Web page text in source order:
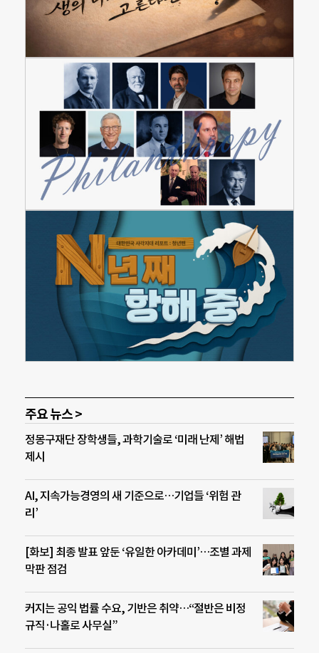
주요 뉴스 >
정몽구재단 장학생들, 과학기술로 ‘미래 난제’ 해법
제시
AI, 지속가능경영의 새 기준으로…기업들 ‘위험 관
리’
[화보] 최종 발표 앞둔 ‘유일한 아카데미’…조별 과제
막판 점검
커지는 공익 법률 수요, 기반은 취약…“절반은 비정
규직·나홀로 사무실”